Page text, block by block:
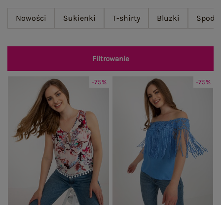
Nowości Sukienki T-shirty Bluzki
Filtrowanie
-75% -75%